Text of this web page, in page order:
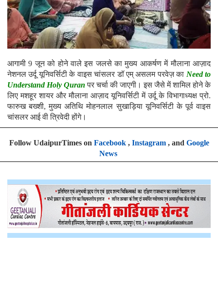
आगामी 9 जून को होने वाले इस जलसे का मुख्य आकर्षण में मौलाना आज़ाद
नेशनल उर्दू यूनिवर्सिटी के वाइस चांसलर डॉ एम् असलम परवेज़ का Need to
Understand Holy Quran पर चर्चा की जाएगी। इस जैसे में शामिल होने के
लिए मशहूर शायर और मौलाना आज़ाद यूनिवर्सिटी में उर्दू के विभागाध्यक्ष प्रो.
फारुख बख्शी, मुख्य अतिथि मोहनलाल सुखाड़िया यूनिवर्सिटी के पूर्व वाइस
चांसलर आई वी त्रिवेदी होंगे।
Follow UdaipurTimes on Facebook, Instagram, and Google
News